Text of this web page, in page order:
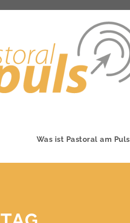
Was ist Pastoral am Puls